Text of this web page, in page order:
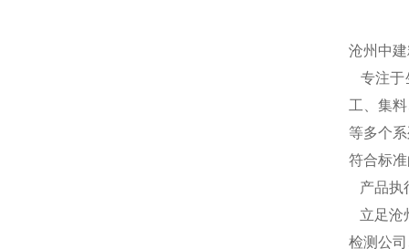
沧州中
专注于
工、集
等多个
符合标
产品执
立足沧
检测公